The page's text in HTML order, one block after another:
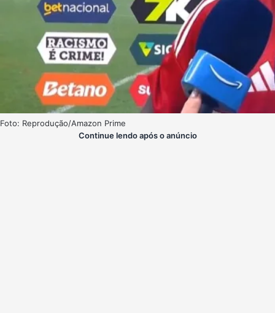
Foto: Reprodução/Amazon Prime
Continue lendo após o anúncio